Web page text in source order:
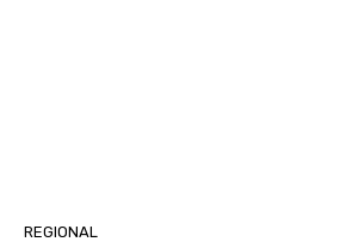
REGIONAL